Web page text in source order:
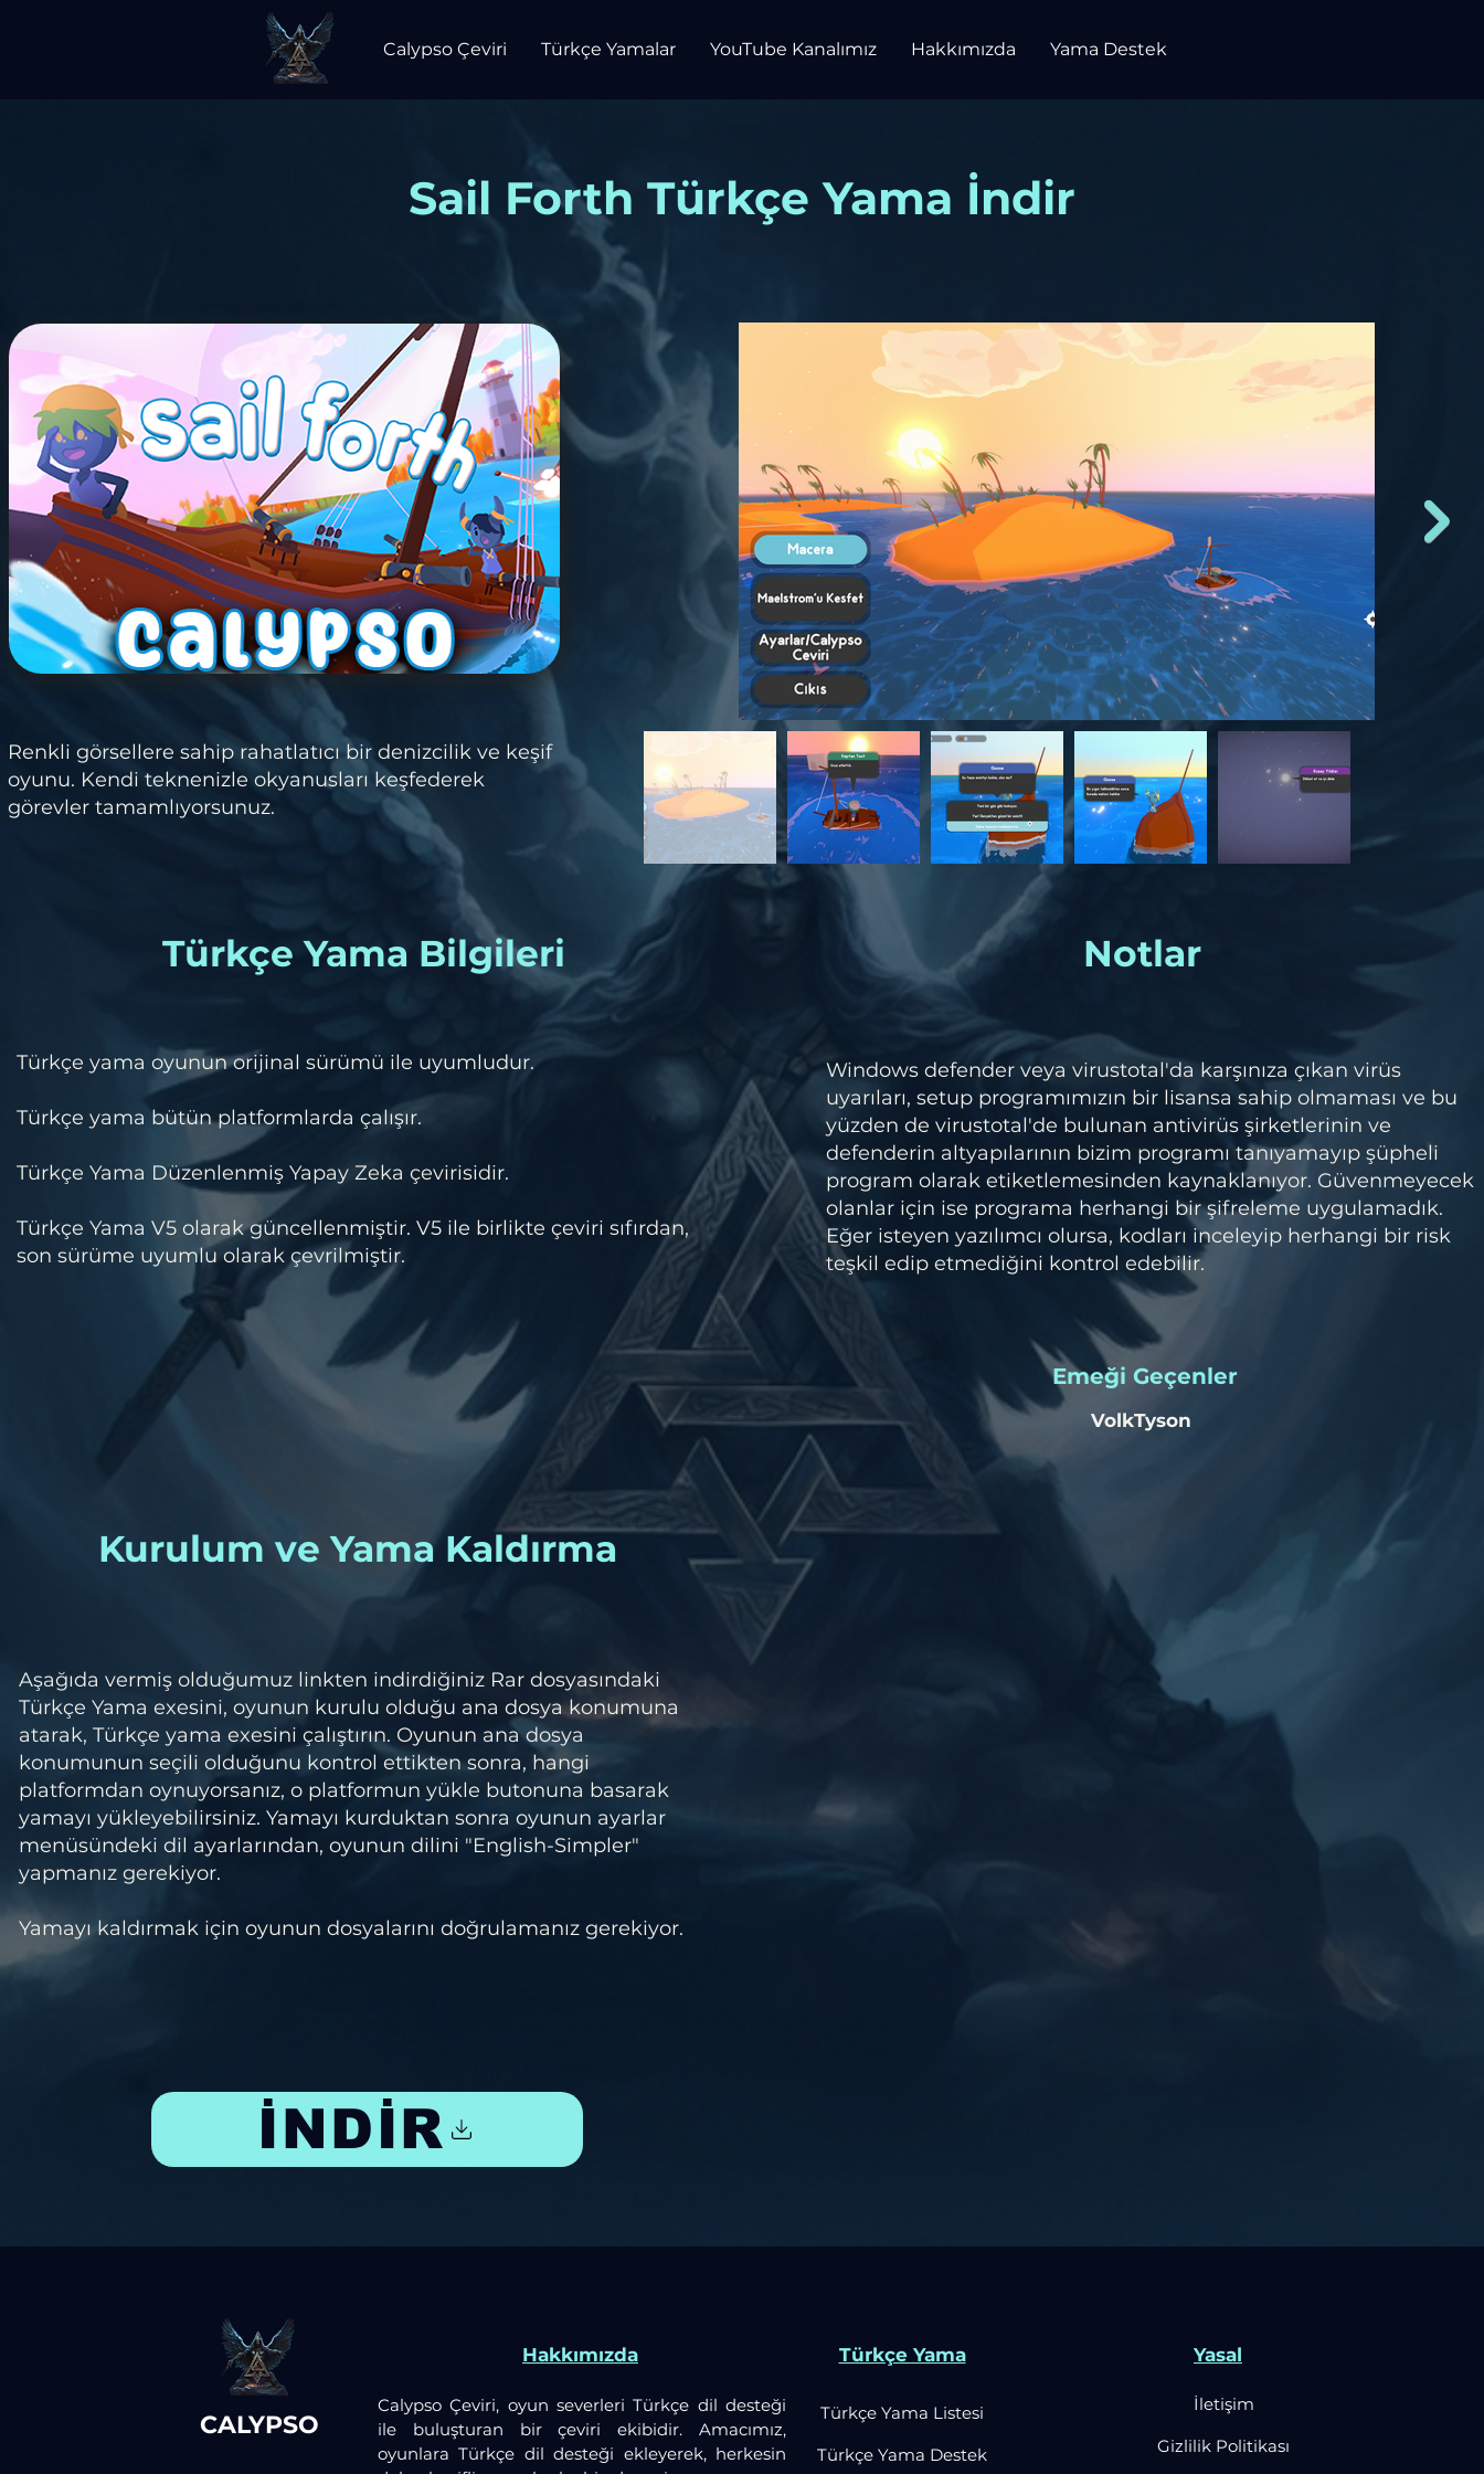
Calypso Çeviri Türkçe Yamalar YouTube Kanalımız Hakkımızda Yama Destek
Sail Forth Türkçe Yama İndir
Renkli görsellere sahip rahatlatıcı bir denizcilik ve keşif
oyunu. Kendi teknenizle okyanusları keşfederek
görevler tamamlıyorsunuz.
Türkçe Yama Bilgileri Notlar
​Türkçe yama oyunun orijinal sürümü ile uyumludur.
Türkçe yama bütün platformlarda çalışır.
Türkçe Yama Düzenlenmiş Yapay Zeka çevirisidir.
Türkçe Yama V5 olarak güncellenmiştir. V5 ile birlikte çeviri sıfırdan,
son sürüme uyumlu olarak çevrilmiştir.
Kurulum ve Yama Kaldırma
Aşağıda vermiş olduğumuz linkten indirdiğiniz Rar dosyasındaki
Türkçe Yama exesini, oyunun kurulu olduğu ana dosya konumuna
atarak, Türkçe yama exesini çalıştırın. Oyunun ana dosya
konumunun seçili olduğunu kontrol ettikten sonra, hangi
platformdan oynuyorsanız, o platformun yükle butonuna basarak
yamayı yükleyebilirsiniz. Yamayı kurduktan sonra oyunun ayarlar
menüsündeki dil ayarlarından, oyunun dilini "English-Simpler"
yapmanız gerekiyor.
Yamayı kaldırmak için oyunun dosyalarını doğrulamanız gerekiyor.
Windows defender veya virustotal'da karşınıza çıkan virüs
uyarıları, setup programımızın bir lisansa sahip olmaması ve bu
yüzden de virustotal'de bulunan antivirüs şirketlerinin ve
defenderin altyapılarının bizim programı tanıyamayıp şüpheli
program olarak etiketlemesinden kaynaklanıyor. Güvenmeyecek
olanlar için ise programa herhangi bir şifreleme uygulamadık.
Eğer isteyen yazılımcı olursa, kodları inceleyip herhangi bir risk
teşkil edip etmediğini kontrol edebilir.
​Emeği Geçenler
VolkTyson
İNDİR
CALYPSO
Hakkımızda
Calypso Çeviri, oyun severleri Türkçe dil desteği
ile buluşturan bir çeviri ekibidir. Amacımız,
oyunlara Türkçe dil desteği ekleyerek, herkesin
Türkçe Yama
Türkçe Yama Listesi
Türkçe Yama Destek
Yasal
İletişim
Gizlilik Politikası